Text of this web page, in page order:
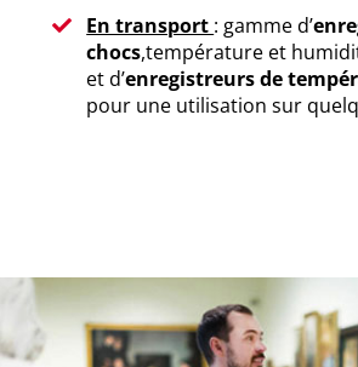
En transport : gamme d’
chocs,température et
et d’enregistreurs de
pour une utilisation sur